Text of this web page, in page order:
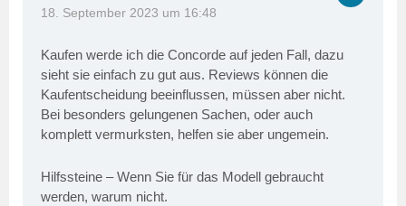
18. September 2023 um 16:48
Kaufen werde ich die Concorde auf jeden Fall, dazu
sieht sie einfach zu gut aus. Reviews können die
Kaufentscheidung beeinflussen, müssen aber nicht.
Bei besonders gelungenen Sachen, oder auch
komplett vermurksten, helfen sie aber ungemein.
Hilfssteine – Wenn Sie für das Modell gebraucht
werden, warum nicht.